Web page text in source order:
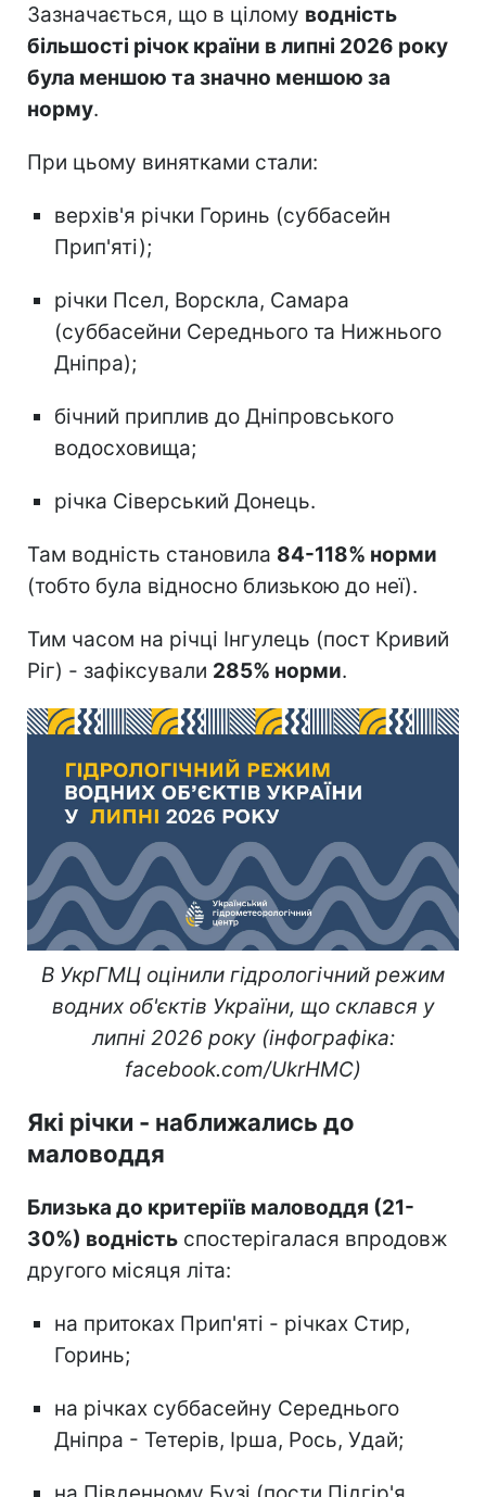
Зазначається, що в цілому водність
більшості річок країни в липні 2026 року
була меншою та значно меншою за
норму.
При цьому винятками стали:
верхів'я річки Горинь (суббасейн
Прип'яті);
річки Псел, Ворскла, Самара
(суббасейни Середнього та Нижнього
Дніпра);
бічний приплив до Дніпровського
водосховища;
річка Сіверський Донець.
Там водність становила 84-118% норми
(тобто була відносно близькою до неї).
Тим часом на річці Інгулець (пост Кривий
Ріг) - зафіксували 285% норми.
В УкрГМЦ оцінили гідрологічний режим
водних об'єктів України, що склався у
липні 2026 року (інфографіка:
facebook.com/UkrHMC)
Які річки - наближались до
маловоддя
Близька до критеріїв маловоддя (21-
30%) водність спостерігалася впродовж
другого місяця літа:
на притоках Прип'яті - річках Стир,
Горинь;
на річках суббасейну Середнього
Дніпра - Тетерів, Ірша, Рось, Удай;